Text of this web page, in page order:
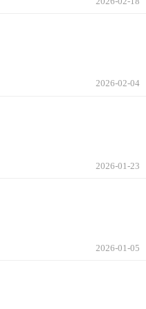
2026-02-04
2026-01-23
2026-01-05